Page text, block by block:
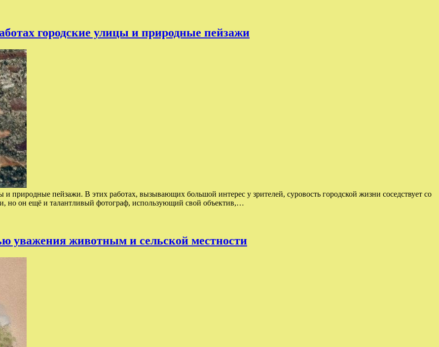
городские улицы и природные пейзажи
природные пейзажи. В этих работах, вызывающих большой интерес у зрителей, суровость городской жизни соседствует со
но он ещё и талантливый фотограф, использующий свой объектив,…
уважения животным и сельской местности